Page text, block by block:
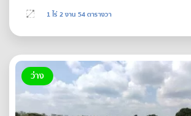
1 ไร่ 2 งาน 54 ตารางวา
ว่าง